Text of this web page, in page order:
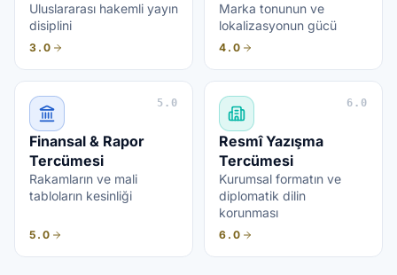
Uluslararası hakemli yayın
disiplini
3.0
Marka tonunun ve
lokalizasyonun gücü
4.0
5.0
Finansal & Rapor
Tercümesi
Rakamların ve mali
tabloların kesinliği
5.0
6.0
Resmî Yazışma
Tercümesi
Kurumsal formatın ve
diplomatik dilin
korunması
6.0